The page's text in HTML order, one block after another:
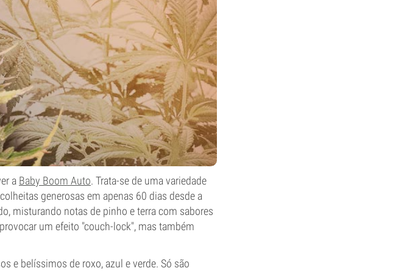
a Baby Boom Auto. Trata-se de uma variedade
generosas em apenas 60 dias desde a
misturando notas de pinho e terra com sabores
um efeito "couch-lock", mas também
e belíssimos de roxo, azul e verde. Só são